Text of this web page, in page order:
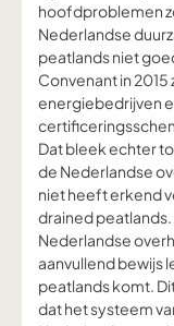
hoofdproblemen
Nederlandse
peatlands niet
Convenant in
energiebedrijven
Dat bleek echter
de Nederlandse
niet heeft erkend
drained
Nederlandse
aanvullend bewijs
peatlands komt.
dat het systeem